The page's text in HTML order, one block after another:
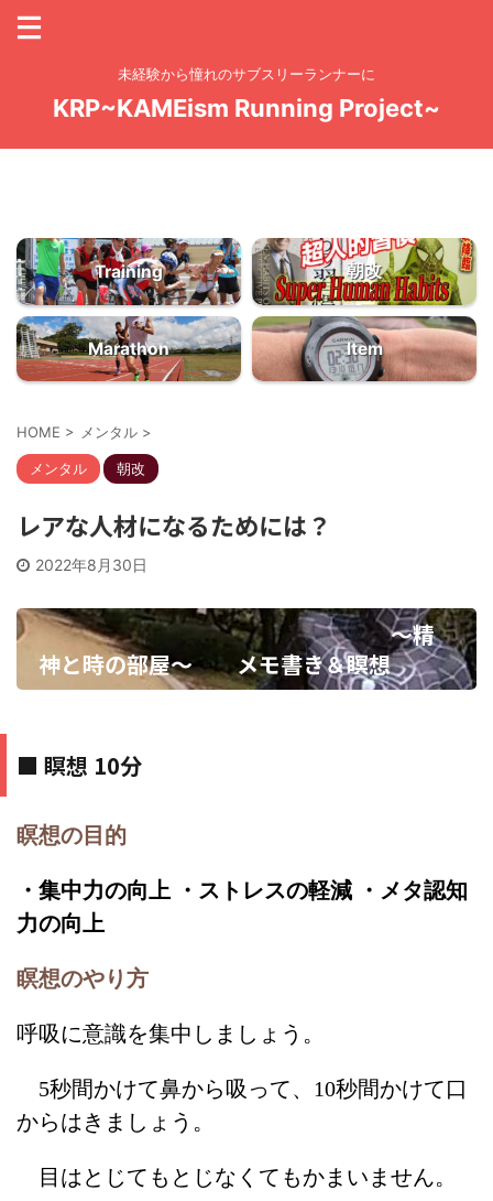
未経験から憧れのサブスリーランナーに
KRP~KAMEism Running Project~
Training 朝改
Marathon Item
HOME > メンタル >
メンタル 朝改
レアな人材になるためには？
2022年8月30日
～精
神と時の部屋～ メモ書き＆瞑想
■ 瞑想 10分
瞑想の目的
・集中力の向上 ・ストレスの軽減 ・メタ認知
力の向上
瞑想のやり方
呼吸に意識を集中しましょう。
5秒間かけて鼻から吸って、10秒間かけて口
からはきましょう。
目はとじてもとじなくてもかまいません。